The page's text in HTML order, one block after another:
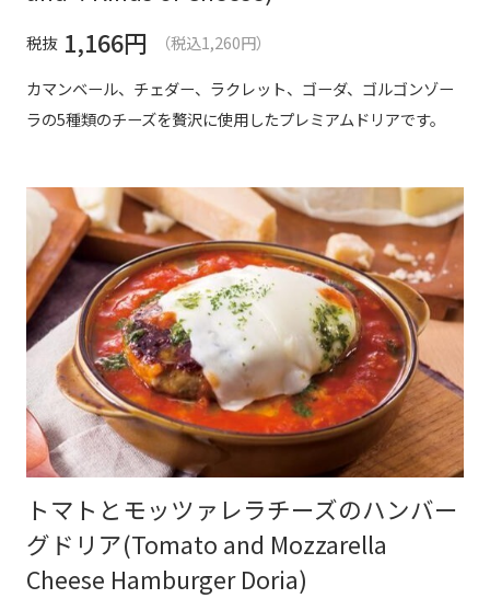
税抜 1,166円
（税込1,260円）
カマンベール、チェダー、ラクレット、ゴーダ、ゴルゴンゾー
ラの5種類のチーズを贅沢に使用したプレミアムドリアです。
トマトとモッツァレラチーズのハンバー
グドリア(Tomato and Mozzarella
Cheese Hamburger Doria)